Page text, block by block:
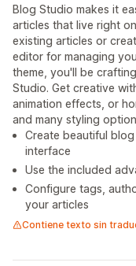
Blog Studio makes it
articles that live right
existing articles or
editor for managing
theme, you'll be
Studio. Get creative
animation effects, or
and many styling
Create beautiful
interface
Use the included
Configure tags,
your articles
Contiene texto sin